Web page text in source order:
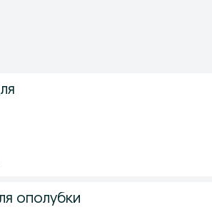
ополубки